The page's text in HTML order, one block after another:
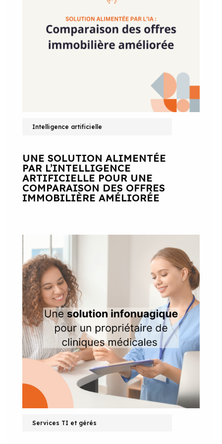
Intelligence artificielle
UNE SOLUTION ALIMENTÉE
PAR L’INTELLIGENCE
ARTIFICIELLE POUR UNE
COMPARAISON DES OFFRES
IMMOBILIÈRE AMÉLIORÉE
Services TI et gérés